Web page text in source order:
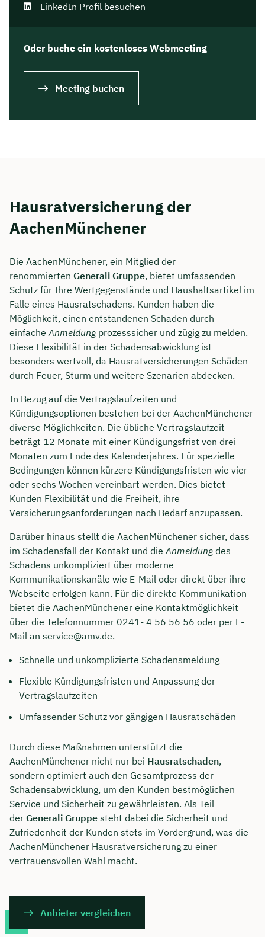
LinkedIn Profil besuchen
Oder buche ein kostenloses Webmeeting
Meeting buchen
Hausratversicherung der
AachenMünchener
Die AachenMünchener, ein Mitglied der
renommierten Generali Gruppe, bietet umfassenden
Schutz für Ihre Wertgegenstände und Haushaltsartikel im
Falle eines Hausratschadens. Kunden haben die
Möglichkeit, einen entstandenen Schaden durch
einfache Anmeldungprozesssicher und zügig zu melden.
Diese Flexibilität in der Schadensabwicklung ist
besonders wertvoll, da Hausratversicherungen Schäden
durch Feuer, Sturm und weitere Szenarien abdecken.
In Bezug auf die Vertragslaufzeiten und
Kündigungsoptionen bestehen bei der AachenMünchener
diverse Möglichkeiten. Die übliche Vertragslaufzeit
beträgt 12 Monate mit einer Kündigungsfrist von drei
Monaten zum Ende des Kalenderjahres. Für spezielle
Bedingungen können kürzere Kündigungsfristen wie vier
oder sechs Wochen vereinbart werden. Dies bietet
Kunden Flexibilität und die Freiheit, ihre
Versicherungsanforderungen nach Bedarf anzupassen.
Darüber hinaus stellt die AachenMünchener sicher, dass
im Schadensfall der Kontakt und die Anmeldungdes
Schadens unkompliziert über moderne
Kommunikationskanäle wie E-Mail oder direkt über ihre
Webseite erfolgen kann. Für die direkte Kommunikation
bietet die AachenMünchener eine Kontaktmöglichkeit
über die Telefonnummer 0241- 4 56 56 56 oder per E-
Mail an service@amv.de.
Schnelle und unkomplizierte Schadensmeldung
Flexible Kündigungsfristen und Anpassung der
Vertragslaufzeiten
Umfassender Schutz vor gängigen Hausratschäden
Durch diese Maßnahmen unterstützt die
AachenMünchener nicht nur bei Hausratschaden,
sondern optimiert auch den Gesamtprozess der
Schadensabwicklung, um den Kunden bestmöglichen
Service und Sicherheit zu gewährleisten. Als Teil
der Generali Gruppe steht dabei die Sicherheit und
Zufriedenheit der Kunden stets im Vordergrund, was die
AachenMünchener Hausratversicherung zu einer
vertrauensvollen Wahl macht.
Anbieter vergleichen